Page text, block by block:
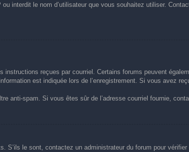
interdit le nom d’utilisateur que vous souhaitez utiliser.
reçues par courriel. Certains forums peuvent
est indiquée lors de l’enregistrement. Si vous avez
anti-spam. Si vous êtes sûr de l’adresse courriel fournie,
le sont, contactez un administrateur du forum pour vérifier